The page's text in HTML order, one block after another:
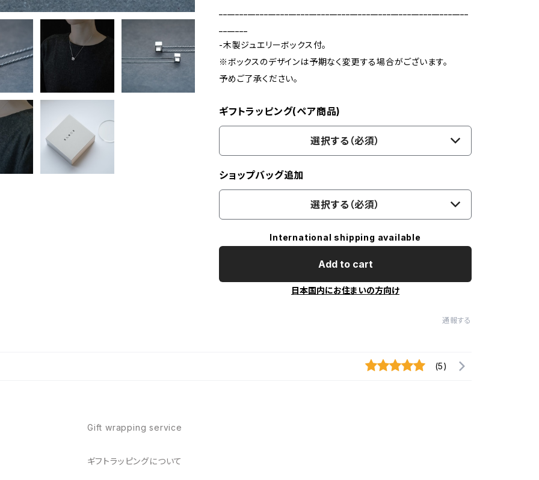
-木製ジュエリーボックス付。
※ボックスのデザインは予期なく変更する場合がございます。
予めご了承ください。
ギフトラッピング(ペア商品)
選択する（必須）
ショップバッグ追加
選択する（必須）
International shipping available
Add to cart
日本国内にお住まいの方向け
通報する
(5)
Gift wrapping service
ギフトラッピングについて